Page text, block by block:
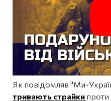
Як повідомляв "Ми-
тривають страйки проти